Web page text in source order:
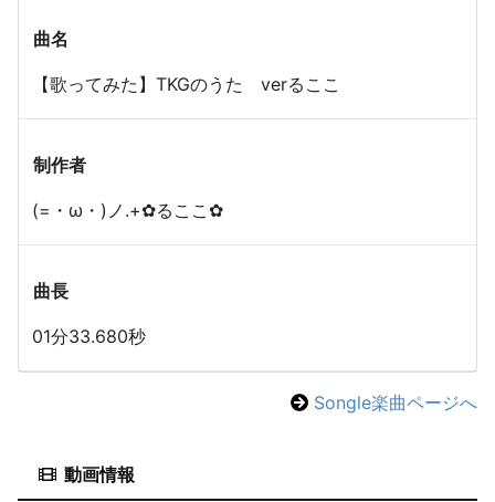
曲名
【歌ってみた】TKGのうた verるここ
制作者
(=・ω・)ノ.+✿るここ✿
曲長
01分33.680秒
Songle楽曲ページへ
動画情報